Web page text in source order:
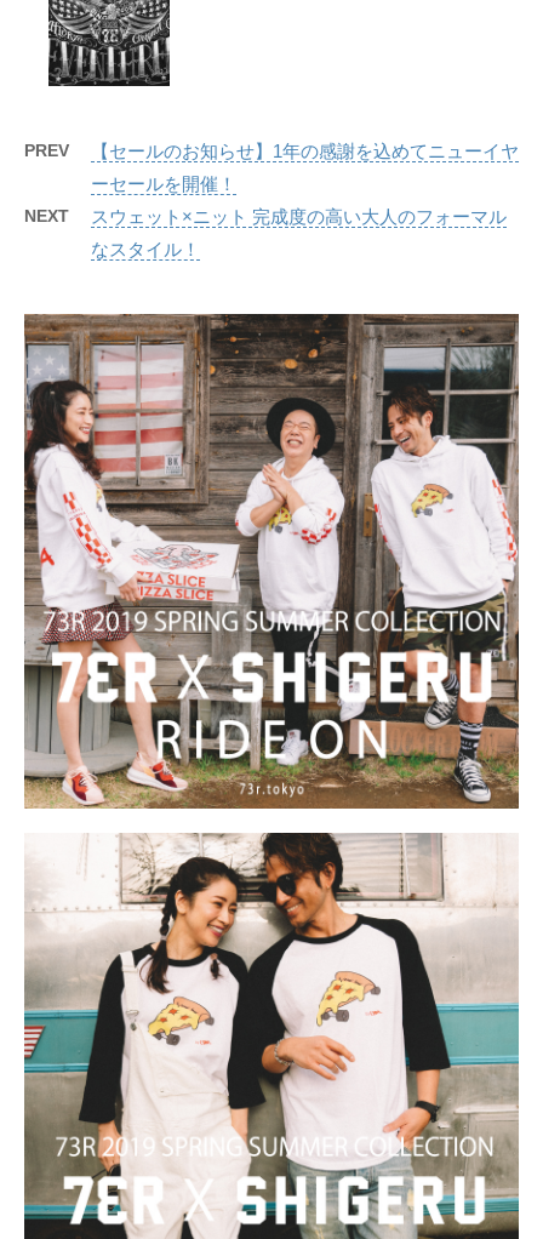
PREV
【セールのお知らせ】1年の感謝を込めてニューイヤ
ーセールを開催！
NEXT
スウェット×ニット 完成度の高い大人のフォーマル
なスタイル！